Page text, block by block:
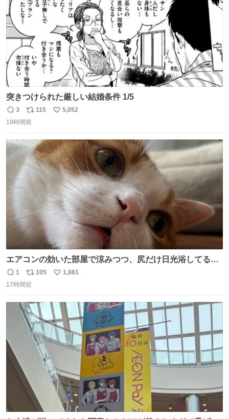
突きつけられた厳しい結婚条件 1/5
返
信
3
リ
ポ
ト
数
115
い
数
5,052
18時間前
エアコンの効いた部屋で涼みつつ、尻だけ日光浴してる猫
もはや貴族じゃん！
返
信
1
リ
ポ
ト
数
105
い
数
1,981
17時間前